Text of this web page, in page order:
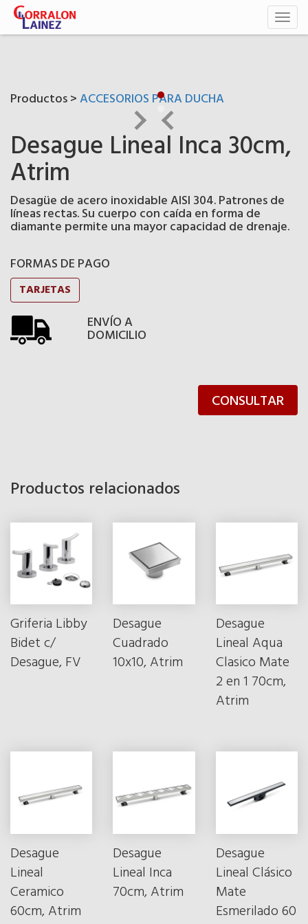
Productos >ACCESORIOS PARA DUCHA
Desague Lineal Inca 30cm,
Atrim
Desagüe de acero inoxidable AISI 304. Patrones de
líneas rectas. Su cuerpo con caída en forma de
diamante permite una mayor capacidad de drenaje.
FORMAS DE PAGO
TARJETAS
ENVÍO A
DOMICILIO
CONSULTAR
Productos relacionados
Griferia Libby
Bidet c/
Desague, FV
Desague
Cuadrado
10x10, Atrim
Desague
Lineal Aqua
Clasico Mate
2 en 1 70cm,
Atrim
Desague
Lineal
Ceramico
60cm, Atrim
Desague
Lineal Inca
70cm, Atrim
Desague
Lineal Clásico
Mate
Esmerilado 60